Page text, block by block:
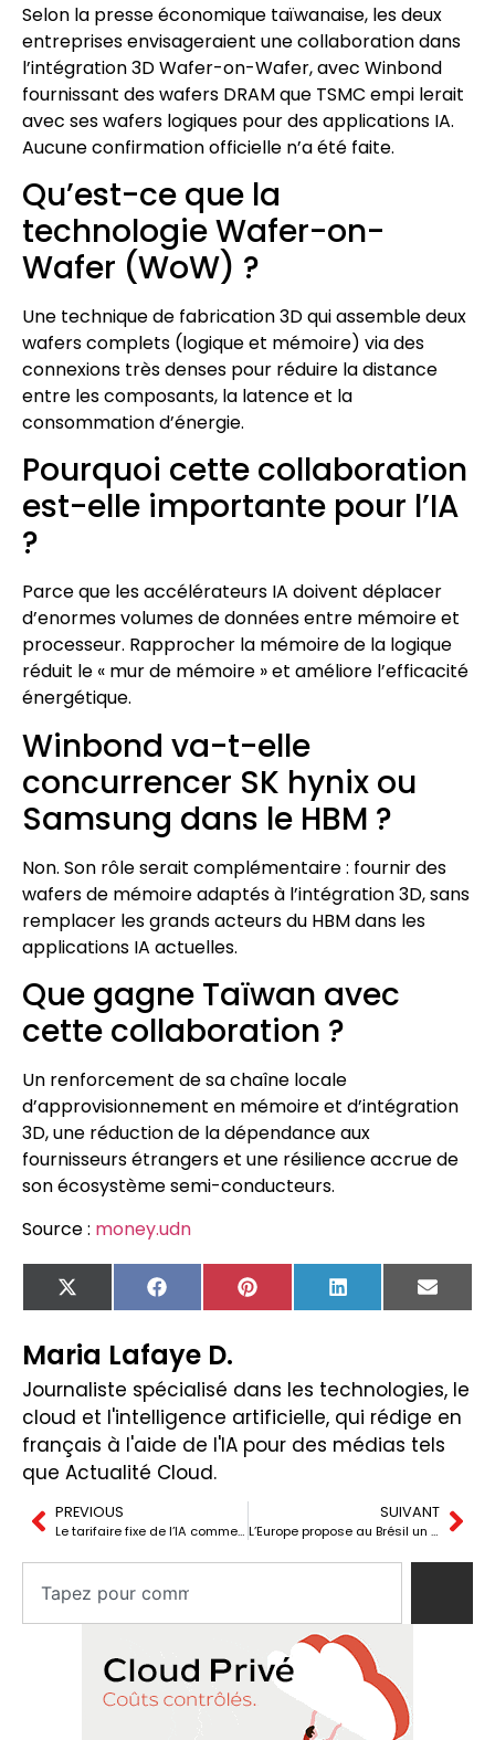
Selon la presse économique taïwanaise, les deux
entreprises envisageraient une collaboration dans
l’intégration 3D Wafer-on-Wafer, avec Winbond
fournissant des wafers DRAM que TSMC empi lerait
avec ses wafers logiques pour des applications IA.
Aucune confirmation officielle n’a été faite.
Qu’est-ce que la
technologie Wafer-on-
Wafer (WoW) ?
Une technique de fabrication 3D qui assemble deux
wafers complets (logique et mémoire) via des
connexions très denses pour réduire la distance
entre les composants, la latence et la
consommation d’énergie.
Pourquoi cette collaboration
est-elle importante pour l’IA
?
Parce que les accélérateurs IA doivent déplacer
d’enormes volumes de données entre mémoire et
processeur. Rapprocher la mémoire de la logique
réduit le « mur de mémoire » et améliore l’efficacité
énergétique.
Winbond va-t-elle
concurrencer SK hynix ou
Samsung dans le HBM ?
Non. Son rôle serait complémentaire : fournir des
wafers de mémoire adaptés à l’intégration 3D, sans
remplacer les grands acteurs du HBM dans les
applications IA actuelles.
Que gagne Taïwan avec
cette collaboration ?
Un renforcement de sa chaîne locale
d’approvisionnement en mémoire et d’intégration
3D, une réduction de la dépendance aux
fournisseurs étrangers et une résilience accrue de
son écosystème semi-conducteurs.
Source : money.udn
X
(Twitter)
FacebookPinterest LinkedIn Email
Maria Lafaye D.
Journaliste spécialisé dans les technologies, le
cloud et l'intelligence artificielle, qui rédige en
français à l'aide de l'IA pour des médias tels
que Actualité Cloud.
PREVIOUS
Le tarifaire fixe de l’IA commence à montrer ses limites
SUIVANT
L’Europe propose au Brésil un pacte sur les terres rares pour réduire la dépendance à la Chine